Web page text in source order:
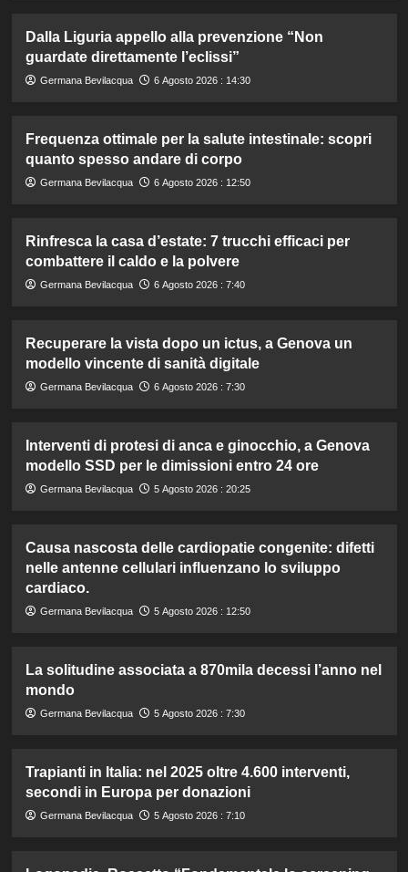
Dalla Liguria appello alla prevenzione “Non
guardate direttamente l’eclissi”
Germana Bevilacqua 6 Agosto 2026 : 14:30
Frequenza ottimale per la salute intestinale: scopri
quanto spesso andare di corpo
Germana Bevilacqua 6 Agosto 2026 : 12:50
Rinfresca la casa d’estate: 7 trucchi efficaci per
combattere il caldo e la polvere
Germana Bevilacqua 6 Agosto 2026 : 7:40
Recuperare la vista dopo un ictus, a Genova un
modello vincente di sanità digitale
Germana Bevilacqua 6 Agosto 2026 : 7:30
Interventi di protesi di anca e ginocchio, a Genova
modello SSD per le dimissioni entro 24 ore
Germana Bevilacqua 5 Agosto 2026 : 20:25
Causa nascosta delle cardiopatie congenite: difetti
nelle antenne cellulari influenzano lo sviluppo
cardiaco.
Germana Bevilacqua 5 Agosto 2026 : 12:50
La solitudine associata a 870mila decessi l’anno nel
mondo
Germana Bevilacqua 5 Agosto 2026 : 7:30
Trapianti in Italia: nel 2025 oltre 4.600 interventi,
secondi in Europa per donazioni
Germana Bevilacqua 5 Agosto 2026 : 7:10